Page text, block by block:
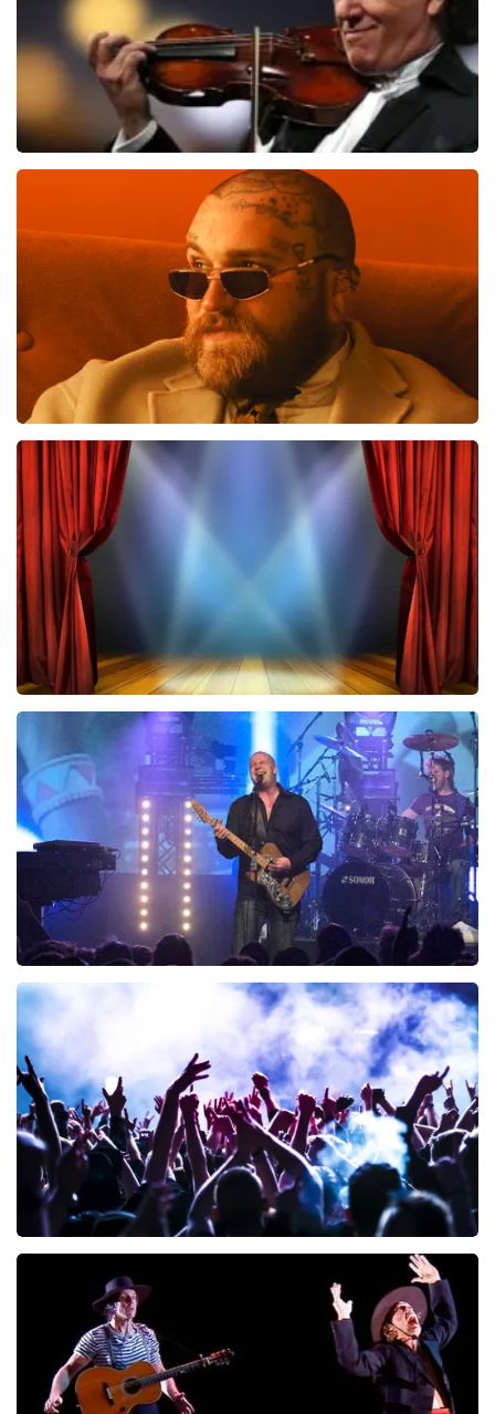
laatste 30 minuten
BESTEL NU
Teddy Swims
433 laatste 30 minuten
BESTEL NU
40 45 De Musical
243laatste 30 minuten
BESTEL NU
BESTEL NU
166laatste 30 minuten
BESTEL NU